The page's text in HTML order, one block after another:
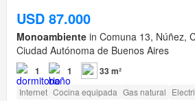
USD 87.000
Monoambiente in Comuna 13, Núñez,
Ciudad Autónoma de Buenos Aires
1 1 33 m²
Internet Cocina equipada Gas natural